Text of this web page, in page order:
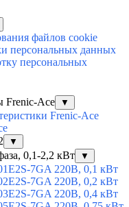
файлов cookie
персональных данных
персональных
Frenic-Ace ▼
Frenic-Ace
▼
0,1-2,2 кВт ▼
7GA 220В, 0,1 кВт
7GA 220В, 0,2 кВт
7GA 220В, 0,4 кВт